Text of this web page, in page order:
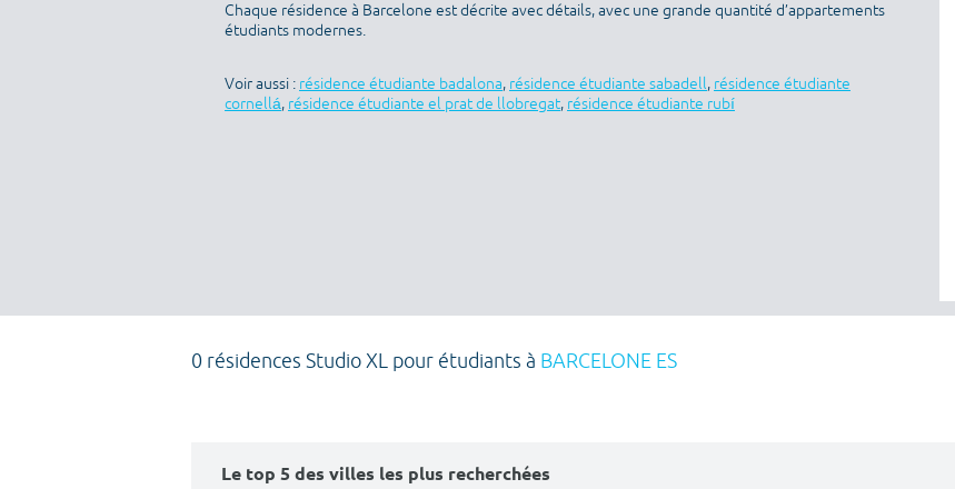
Chaque résidence à Barcelone est décrite avec détails, avec une grande quantité d’appartements
étudiants modernes.
Voir aussi : résidence étudiante badalona, résidence étudiante sabadell, résidence étudiante
cornellá, résidence étudiante el prat de llobregat, résidence étudiante rubí
0 résidences Studio XL pour étudiants à BARCELONE ES
Le top 5 des villes les plus recherchées